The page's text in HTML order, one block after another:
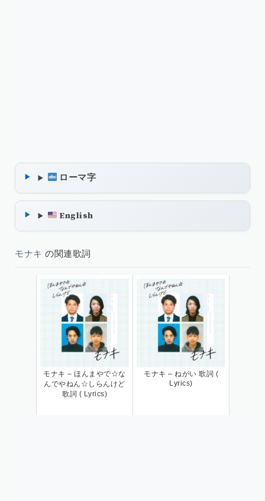
ローマ字
English
モナキ の関連歌詞
モナキ – ほんまやで☆な
んでやねん☆しらんけど
歌詞 ( Lyrics)
モナキ – ねがい 歌詞 (
Lyrics)